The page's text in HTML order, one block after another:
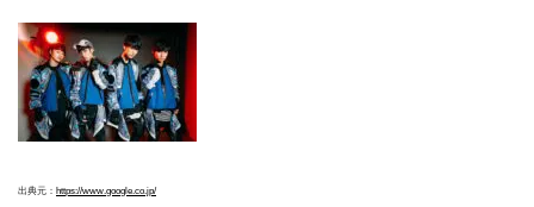
出典元： https://www.google.co.jp/